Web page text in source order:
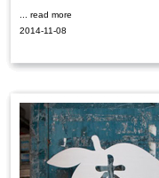
... read more
2014-11-08